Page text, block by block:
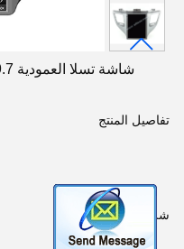
تفاصيل المنتج
شروط الدفع والشحن